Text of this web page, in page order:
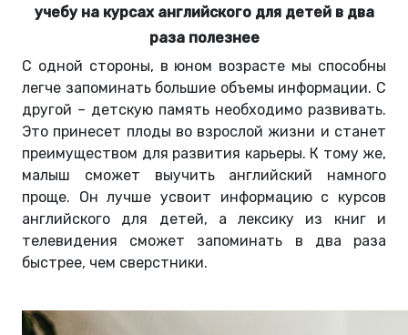
учебу на курсах английского для детей в два
раза полезнее
С одной стороны, в юном возрасте мы способны
легче запоминать большие объемы информации. С
другой – детскую память необходимо развивать.
Это принесет плоды во взрослой жизни и станет
преимуществом для развития карьеры. К тому же,
малыш сможет выучить английский намного
проще. Он лучше усвоит информацию с курсов
английского для детей, а лексику из книг и
телевидения сможет запоминать в два раза
быстрее, чем сверстники.